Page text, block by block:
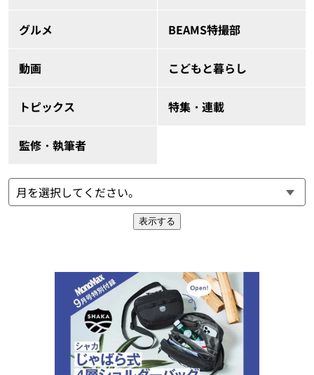
グルメ BEAMS特撮部
動画 こどもと暮らし
トピックス 特集・連載
監修・執筆者
表示する